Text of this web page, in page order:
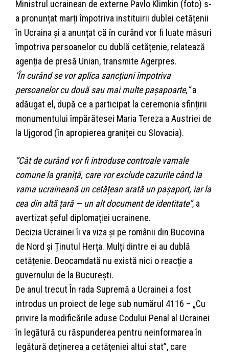
Ministrul ucrainean de externe Pavlo Klimkin (foto) s-
a pronunțat marți împotriva instituirii dublei cetățenii
în Ucraina și a anunțat că în curând vor fi luate măsuri
împotriva persoanelor cu dublă cetățenie, relatează
agenția de presă Unian, transmite Agerpres.
‘În curând se vor aplica sancțiuni împotriva
persoanelor cu două sau mai multe pașapoarte,”a
adăugat el, după ce a participat la ceremonia sfințirii
monumentului împărătesei Maria Tereza a Austriei de
la Ujgorod (în apropierea graniței cu Slovacia).
”Cât de curând vor fi introduse controale vamale
comune la graniță, care vor exclude cazurile când la
vama ucraineană un cetățean arată un pașaport, iar la
cea din altă țară — un alt document de identitate”, a
avertizat șeful diplomației ucrainene.
Decizia Ucrainei îi va viza și pe românii din Bucovina
de Nord și Ținutul Herța. Mulți dintre ei au dublă
cetățenie. Deocamdată nu există nici o reacție a
guvernului de la București.
De anul trecut În rada Supremă a Ucrainei a fost
introdus un proiect de lege sub numărul 4116 – „Cu
privire la modificările aduse Codului Penal al Ucrainei
în legătură cu răspunderea pentru neinformarea în
legătură deţinerea a cetăţeniei altui stat”, care